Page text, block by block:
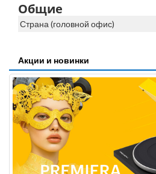
Общие
Страна (головной офис)
Акции и новинки